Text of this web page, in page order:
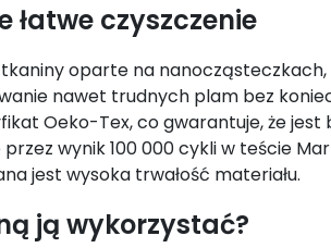
łatwe czyszczenie
oparte na
nawet trudnych plam bez
Oeko-Tex, co gwarantuje, że
wynik 100 000 cykli w teście
jest wysoka trwałość materiału.
ją wykorzystać?